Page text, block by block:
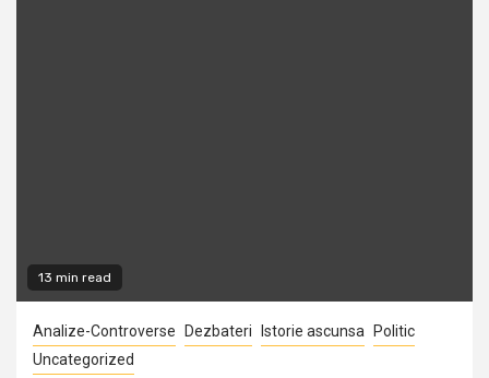
13 min read
Analize-Controverse Dezbateri Istorie ascunsa
Politic
Uncategorized